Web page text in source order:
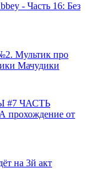
- Часть 16: Без
Мультик про
Мачудики
ЧАСТЬ
от
на 3й акт